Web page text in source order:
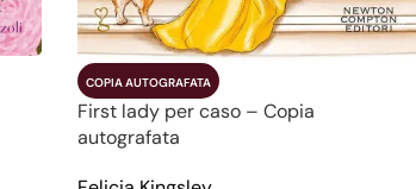
COPIA AUTOGRAFATA
First lady per caso – Copia
autografata